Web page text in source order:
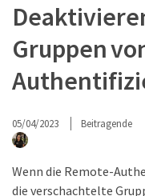
Gruppen
05/04/2023 Beitragende
Wenn die Remote-
die verschachtelte